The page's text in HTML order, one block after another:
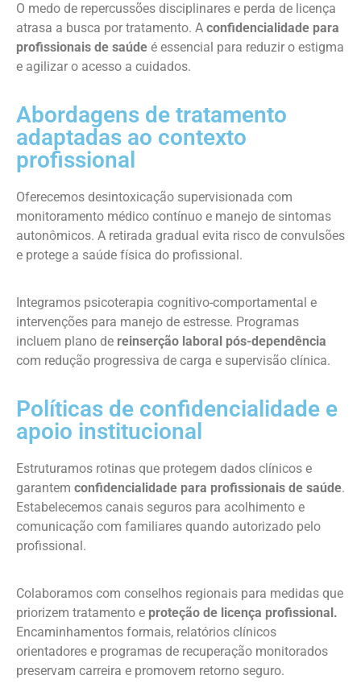
O medo de repercussões disciplinares e perda de licença
atrasa a busca por tratamento. A confidencialidade para
profissionais de saúde é essencial para reduzir o estigma
e agilizar o acesso a cuidados.
Abordagens de tratamento
adaptadas ao contexto
profissional
Oferecemos desintoxicação supervisionada com
monitoramento médico contínuo e manejo de sintomas
autonômicos. A retirada gradual evita risco de convulsões
e protege a saúde física do profissional.
Integramos psicoterapia cognitivo-comportamental e
intervenções para manejo de estresse. Programas
incluem plano de reinserção laboral pós-dependência
com redução progressiva de carga e supervisão clínica.
Políticas de confidencialidade e
apoio institucional
Estruturamos rotinas que protegem dados clínicos e
garantem confidencialidade para profissionais de saúde.
Estabelecemos canais seguros para acolhimento e
comunicação com familiares quando autorizado pelo
profissional.
Colaboramos com conselhos regionais para medidas que
priorizem tratamento e proteção de licença profissional.
Encaminhamentos formais, relatórios clínicos
orientadores e programas de recuperação monitorados
preservam carreira e promovem retorno seguro.